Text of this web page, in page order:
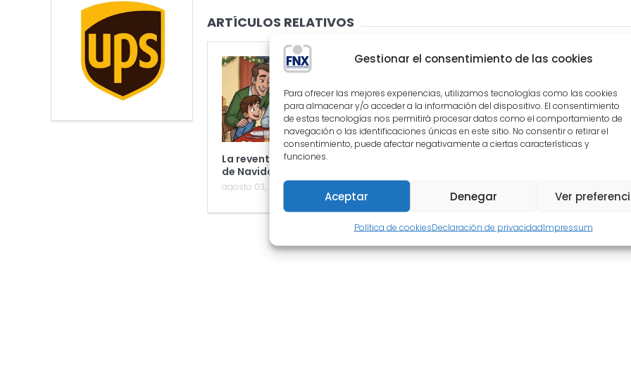
Gestionar el consentimiento de las cookies
Para ofrecer las mejores experiencias, utilizamos tecnologías como las cookies
para almacenar y/o acceder a la información del dispositivo. El consentimiento
de estas tecnologías nos permitirá procesar datos como el comportamiento de
navegación o las identificaciones únicas en este sitio. No consentir o retirar el
consentimiento, puede afectar negativamente a ciertas características y
funciones.
Aceptar Denegar Ver
Política de cookiesDeclaración de privacidadImpressum
ARTÍCULOS RELATIVOS
La reventa de la Lotería
de Navidad
agosto 03, 2026